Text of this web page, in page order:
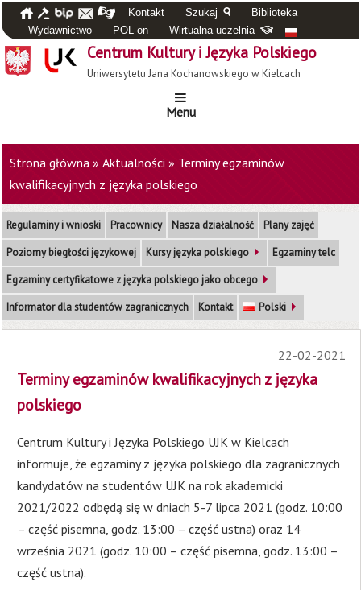
Kontakt Szukaj
Biblioteka
Wydawnictwo
POL-on Wirtualna uczelnia
Centrum Kultury i Języka Polskiego
Uniwersytetu Jana Kochanowskiego w Kielcach
Menu
Strona główna » Aktualności » Terminy egzaminów
kwalifikacyjnych z języka polskiego
Regulaminy i wnioski Pracownicy Nasza działalność
Plany zajęć
Poziomy biegłości językowej
Kursy języka polskiego
Egzaminy telc
Egzaminy certyfikatowe z języka polskiego jako obcego
Informator dla studentów zagranicznych
Kontakt Polski
22-02-2021
Terminy egzaminów kwalifikacyjnych z języka
polskiego
Centrum Kultury i Języka Polskiego UJK w Kielcach
informuje, że egzaminy z języka polskiego dla zagranicznych
kandydatów na studentów UJK na rok akademicki
2021/2022 odbędą się w dniach 5-7 lipca 2021 (godz. 10:00
– część pisemna, godz. 13:00 – część ustna) oraz 14
września 2021 (godz. 10:00 – część pisemna, godz. 13:00 –
część ustna).